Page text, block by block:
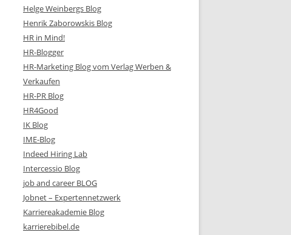
Helge Weinbergs Blog
Henrik Zaborowskis Blog
HR in Mind!
HR-Blogger
HR-Marketing Blog vom Verlag Werben &
Verkaufen
HR-PR Blog
HR4Good
IK Blog
IME-Blog
Indeed Hiring Lab
Intercessio Blog
job and career BLOG
Jobnet – Expertennetzwerk
Karriereakademie Blog
karrierebibel.de